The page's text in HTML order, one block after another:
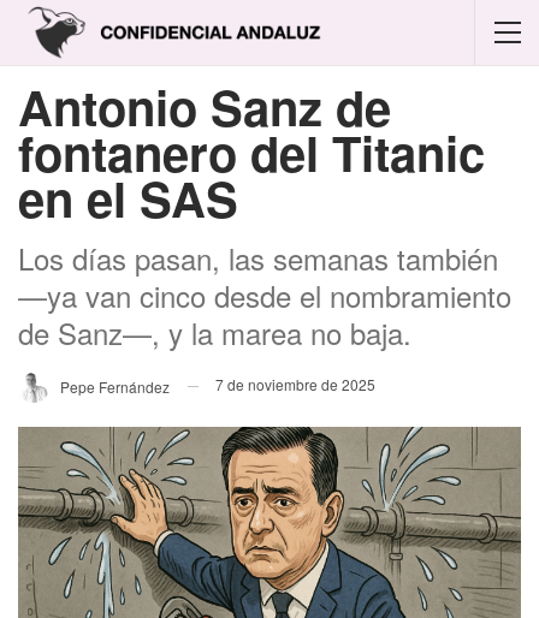
Antonio Sanz de
fontanero del Titanic
en el SAS
Los días pasan, las semanas también
—ya van cinco desde el nombramiento
de Sanz—, y la marea no baja.
Pepe Fernández 7 de noviembre de 2025